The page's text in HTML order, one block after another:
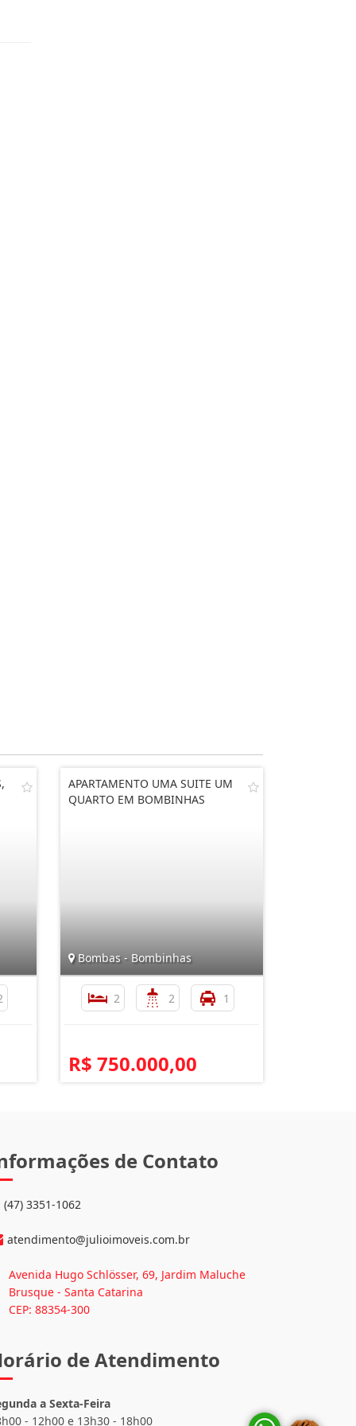
APARTAMENTO UMA SUITE UM
QUARTO EM BOMBINHAS
Bombas - Bombinhas
2 2 1
R$ 750.000,00
de Contato
(47) 3351-1062
atendimento@julioimoveis.com.br
Avenida Hugo Schlösser, 69, Jardim Maluche
Brusque - Santa Catarina
CEP: 88354-300
de Atendimento
a Sexta-Feira
- 12h00 e 13h30 - 18h00